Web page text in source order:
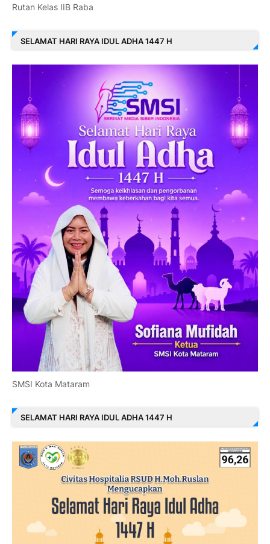
Rutan Kelas IIB Raba
SELAMAT HARI RAYA IDUL ADHA 1447 H
SMSI Kota Mataram
SELAMAT HARI RAYA IDUL ADHA 1447 H